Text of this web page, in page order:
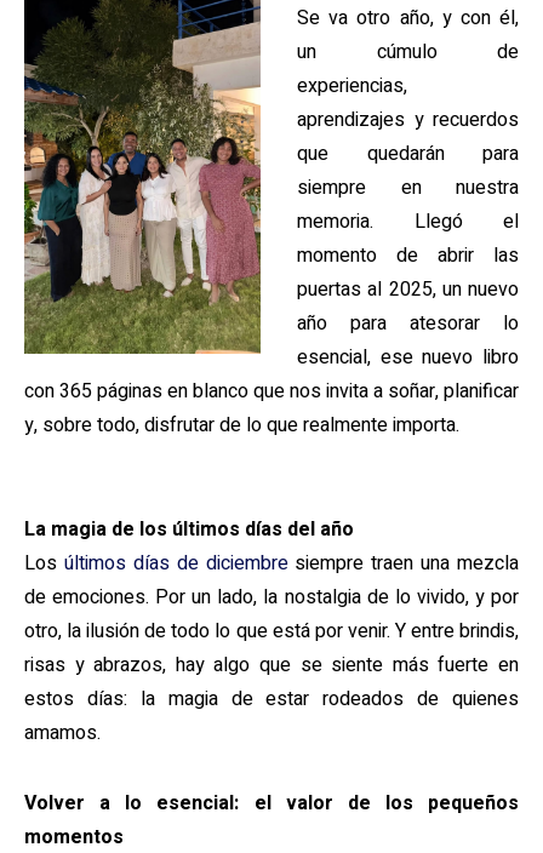
Se va otro año, y con él,
un cúmulo de
experiencias,
aprendizajes y recuerdos
que quedarán para
siempre en nuestra
memoria. Llegó el
momento de abrir las
puertas al 2025, un nuevo
año para atesorar lo
esencial, ese nuevo libro
con 365 páginas en blanco que nos invita a soñar, planificar
y, sobre todo, disfrutar de lo que realmente importa.
La magia de los últimos días del año
Los últimos días de diciembresiempre traen una mezcla
de emociones. Por un lado, la nostalgia de lo vivido, y por
otro, la ilusión de todo lo que está por venir. Y entre brindis,
risas y abrazos, hay algo que se siente más fuerte en
estos días: la magia de estar rodeados de quienes
amamos.
Volver a lo esencial: el valor de los pequeños
momentos